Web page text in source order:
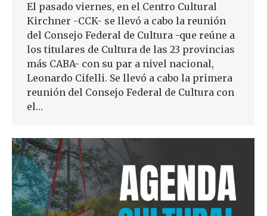
El pasado viernes, en el Centro Cultural
Kirchner -CCK- se llevó a cabo la reunión
del Consejo Federal de Cultura -que reúne a
los titulares de Cultura de las 23 provincias
más CABA- con su par a nivel nacional,
Leonardo Cifelli. Se llevó a cabo la primera
reunión del Consejo Federal de Cultura con
el…